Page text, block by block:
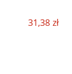
31,38 zł